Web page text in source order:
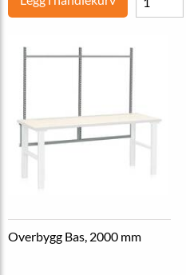
Overbygg Bas, 2000 mm